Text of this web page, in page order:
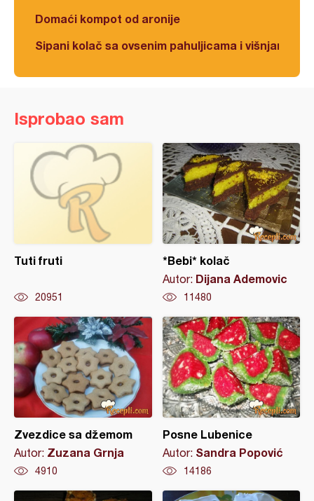
Domaći kompot od aronije
Sipani kolač sa ovsenim pahuljicama i višnjama
Isprobao sam
Tuti fruti
20951
*Bebi* kolač
Autor: Dijana Ademovic
11480
Zvezdice sa džemom
Autor: Zuzana Grnja
4910
Posne Lubenice
Autor: Sandra Popović
14186